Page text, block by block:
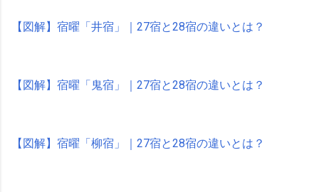
【図解】宿曜「井宿」｜27宿と28宿の違いとは？
【図解】宿曜「鬼宿」｜27宿と28宿の違いとは？
【図解】宿曜「柳宿」｜27宿と28宿の違いとは？